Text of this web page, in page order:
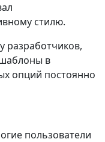
стилю.
разработчиков,
в
опций постоянно
пользователи